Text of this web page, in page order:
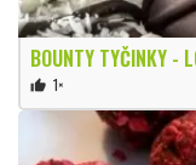
BOUNTY TYČINKY -
thumb_up 1×